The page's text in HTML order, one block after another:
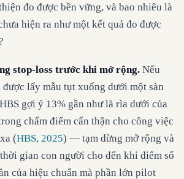
đo được bền vững, và bao nhiêu là
hiện ra như một kết quả đo được
stop-loss trước khi mở rộng. Nếu
lấy mẫu tụt xuống dưới một sàn
gợi ý 13% gần như là rìa dưới của
chấm điểm cẩn thận cho công việc
(HBS, 2025) — tạm dừng mở rộng và
gian con người cho đến khi điểm số
của hiệu chuẩn mà phần lớn pilot